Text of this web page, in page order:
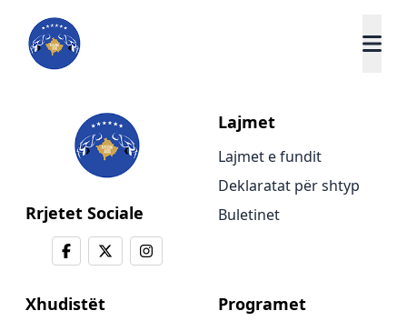
Rrjetet Sociale
Lajmet
Lajmet e fundit
Deklaratat për shtyp
Buletinet
Xhudistët Programet